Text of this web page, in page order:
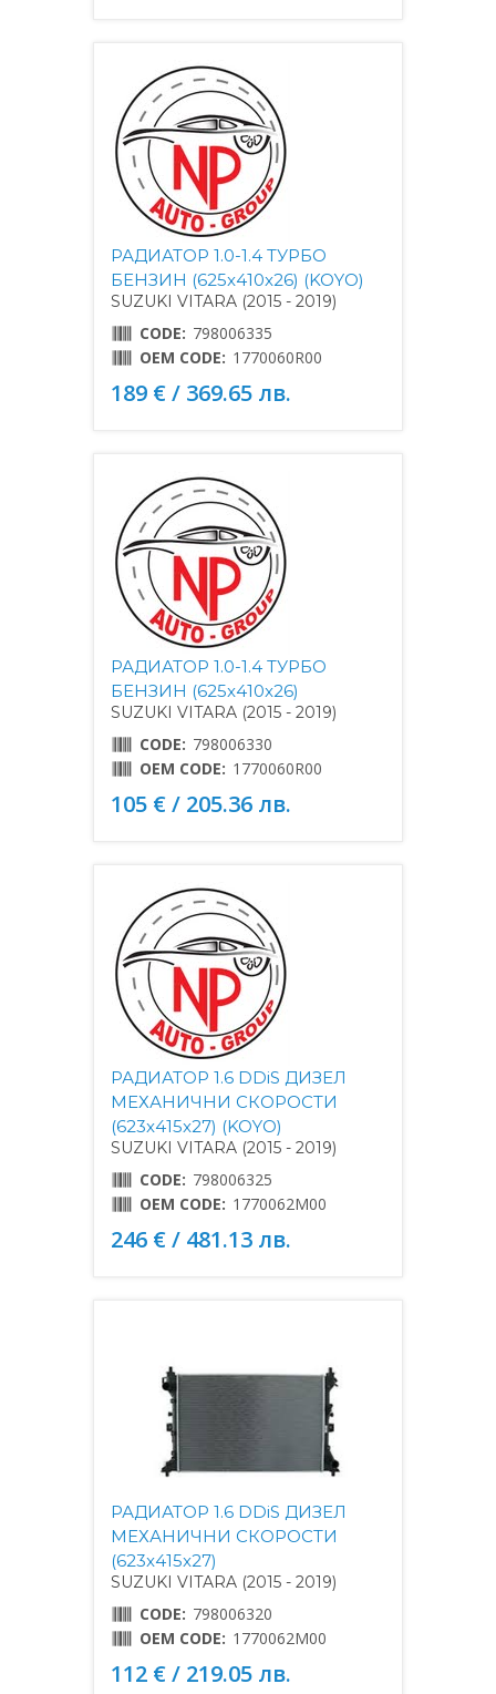
РАДИАТОР 1.0-1.4 ТУРБО
БЕНЗИН (625x410x26) (KOYO)
SUZUKI VITARA (2015 - 2019)
CODE: 798006335
OEM CODE: 1770060R00
189 € / 369.65 лв.
РАДИАТОР 1.0-1.4 ТУРБО
БЕНЗИН (625x410x26)
SUZUKI VITARA (2015 - 2019)
CODE: 798006330
OEM CODE: 1770060R00
105 € / 205.36 лв.
РАДИАТОР 1.6 DDiS ДИЗЕЛ
МЕХАНИЧНИ СКОРОСТИ
(623x415x27) (KOYO)
SUZUKI VITARA (2015 - 2019)
CODE: 798006325
OEM CODE: 1770062M00
246 € / 481.13 лв.
РАДИАТОР 1.6 DDiS ДИЗЕЛ
МЕХАНИЧНИ СКОРОСТИ
(623x415x27)
SUZUKI VITARA (2015 - 2019)
CODE: 798006320
OEM CODE: 1770062M00
112 € / 219.05 лв.